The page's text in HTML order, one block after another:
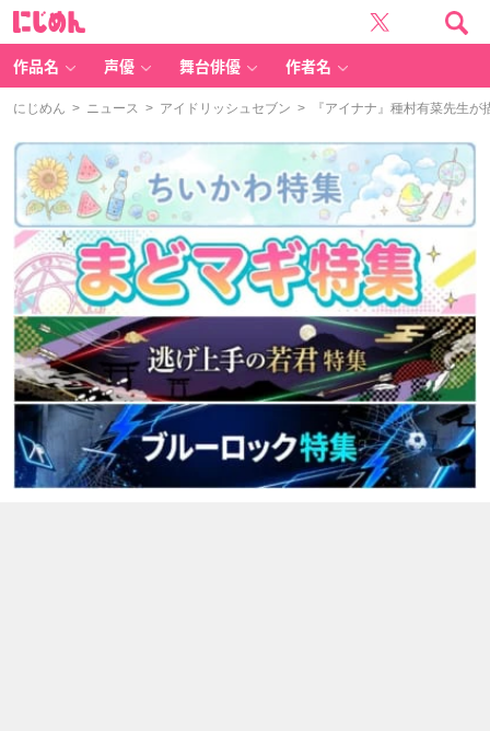
作品名 声優 舞台俳優 作者名
にじめん > ニュース > アイドリッシュセブン > 『アイナナ』種村有菜先生が